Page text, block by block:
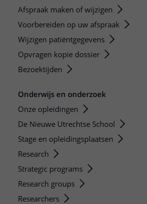
Afspraak maken of wijzigen
Voorbereiden op uw afspraak
Wijzigen patiëntgegevens
Opvragen kopie dossier
Bezoektijden
Onderwijs en onderzoek
Onze opleidingen
De Nieuwe Utrechtse School
Stage en opleidingsplaatsen
Research
Strategic programs
Research groups
Researchers